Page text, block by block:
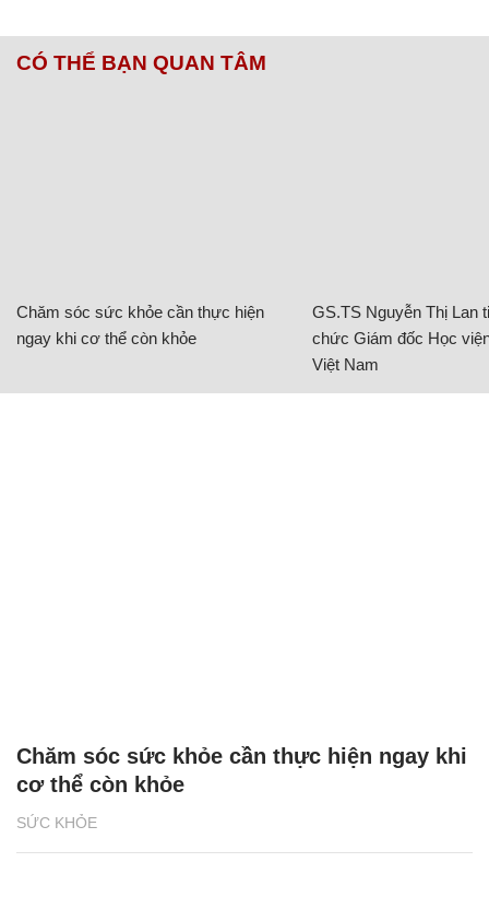
CÓ THỂ BẠN QUAN TÂM
Chăm sóc sức khỏe cần thực hiện
ngay khi cơ thể còn khỏe
GS.TS Nguyễn Thị Lan
chức Giám đốc Học
Việt Nam
SỨC KHỎE
Chăm sóc sức khỏe cần thực hiện ngay khi
cơ thể còn khỏe